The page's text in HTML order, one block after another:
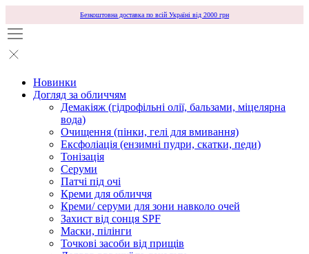
Безкоштовна доставка по всій Україні від 2000 грн
Новинки
Догляд за обличчям
Демакіяж (гідрофільні олії, бальзами, міцелярна
вода)
Очищення (пінки, гелі для вмивання)
Ексфоліація (ензимні пудри, скатки, педи)
Тонізація
Серуми
Патчі під очі
Креми для обличчя
Креми/ серуми для зони навколо очей
Захист від сонця SPF
Маски, пілінги
Точкові засоби від прищів